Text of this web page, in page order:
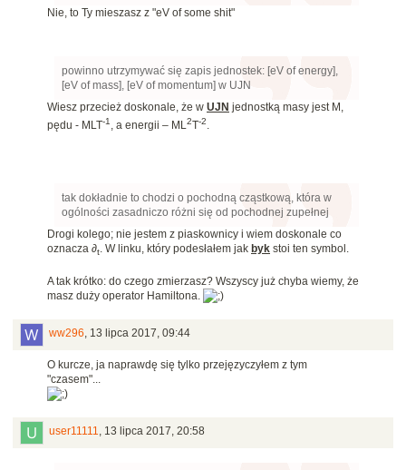
Nie, to Ty mieszasz z "eV of some shit"
powinno utrzymywać się zapis jednostek: [eV of energy],
[eV of mass], [eV of momentum] w UJN
Wiesz przecież doskonale, że w UJN jednostką masy jest M,
pędu - MLT-1 , a energii – ML2T-2.
tak dokładnie to chodzi o pochodną cząstkową, która w
ogólności zasadniczo różni się od pochodnej zupełnej
Drogi kolego; nie jestem z piaskownicy i wiem doskonale co
oznacza ∂t. W linku, który podesłałem jak byk stoi ten symbol.
A tak krótko: do czego zmierzasz? Wszyscy już chyba wiemy, że
masz duży operator Hamiltona.
ww296, 13 lipca 2017, 09:44
O kurcze, ja naprawdę się tylko przejęzyczyłem z tym
"czasem"...
user11111, 13 lipca 2017, 20:58